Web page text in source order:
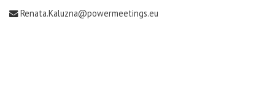
Renata.Kaluzna@powermeetings.eu